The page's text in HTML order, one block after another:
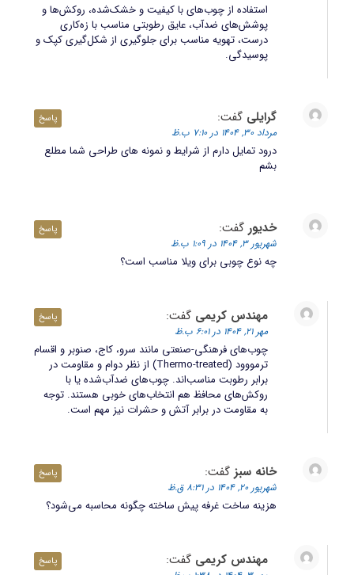
استفاده از چوب‌های با کیفیت و خشک‌شده، روکش‌ها و
پوشش‌های ضدآب، عایق رطوبتی مناسب با زه‌کاری
درست، تهویه مناسب برای جلوگیری از شکل‌گیری کپک و
پوسیدگی.
گرایلی گفت:
مرداد 30, 1404 در 7:10 ب.ظ
درود تمایل دارم از شرایط و نمونه های طراحی شما مطلع
بشم
پاسخ
خدیور گفت:
شهریور 3, 1404 در 1:09 ب.ظ
چه نوع چوبی برای ویلا مناسب است؟
پاسخ
مهندس کریمی گفت:
مهر 21, 1404 در 6:01 ب.ظ
چوب‌های فرهنگی-صنعتی مانند سرو، کاج، صنوبر و اقسام
ترمووود (Thermo-treated) از نظر دوام و مقاومت در
برابر رطوبت مناسب‌اند. چوب‌های ضدآب‌شده یا با
روکش‌های محافظ هم انتخاب‌های خوبی هستند. توجه
به مقاومت در برابر آتش و حشرات نیز مهم است.
پاسخ
خانه سبز گفت:
شهریور 20, 1404 در 8:31 ق.ظ
هزینه ساخت غرفه پیش ساخته چگونه محاسبه می‌شود؟
پاسخ
مهندس کریمی گفت: پاسخ